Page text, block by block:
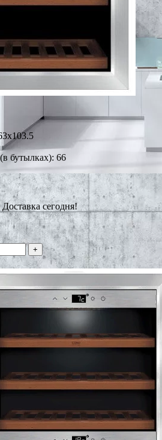
бутылках): 66
Доставка сегодня!
+